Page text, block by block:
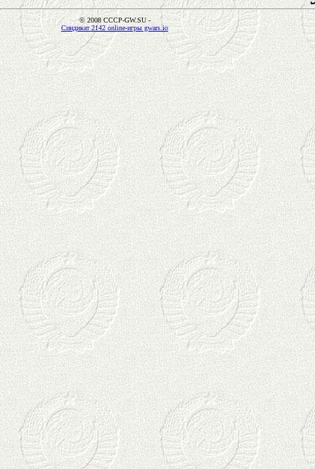
© 2008 CCCP-GW.SU -
Синдикат 2142 online-игры gwars.io